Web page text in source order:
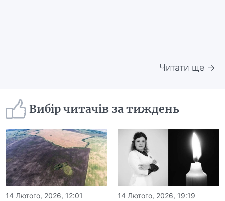
Читати ще →
Вибір читачів за тиждень
14 Лютого, 2026, 12:01 14 Лютого, 2026, 19:19